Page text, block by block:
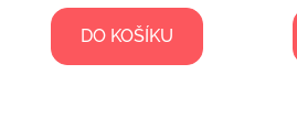
DO KOŠÍKU